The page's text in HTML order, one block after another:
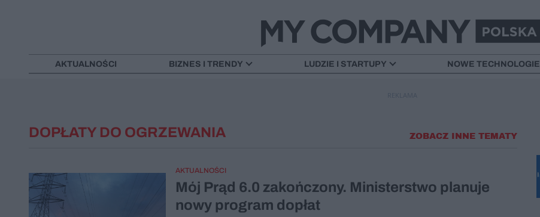
AKTUALNOŚCI BIZNES I TRENDY LUDZIE I STARTUPY NOWE TECHNOLOGIE
DOPŁATY DO OGRZEWANIA ZOBACZ INNE TEMATY
AKTUALNOŚCI
Mój Prąd 6.0 zakończony. Ministerstwo planuje
nowy program dopłat